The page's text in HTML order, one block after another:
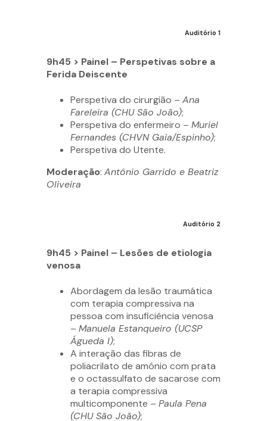
Auditório 1
9h45 > Painel – Perspetivas sobre a
Ferida Deiscente
Perspetiva do cirurgião – Ana
Fareleira (CHU São João);
Perspetiva do enfermeiro – Muriel
Fernandes (CHVN Gaia/Espinho);
Perspetiva do Utente.
Moderação: António Garrido e Beatriz
Oliveira
Auditório 2
9h45 > Painel – Lesões de etiologia
venosa
Abordagem da lesão traumática
com terapia compressiva na
pessoa com insuficiência venosa
– Manuela Estanqueiro (UCSP
Águeda I);
A interação das fibras de
poliacrilato de amónio com prata
e o octassulfato de sacarose com
a terapia compressiva
multicomponente – Paula Pena
(CHU São João);